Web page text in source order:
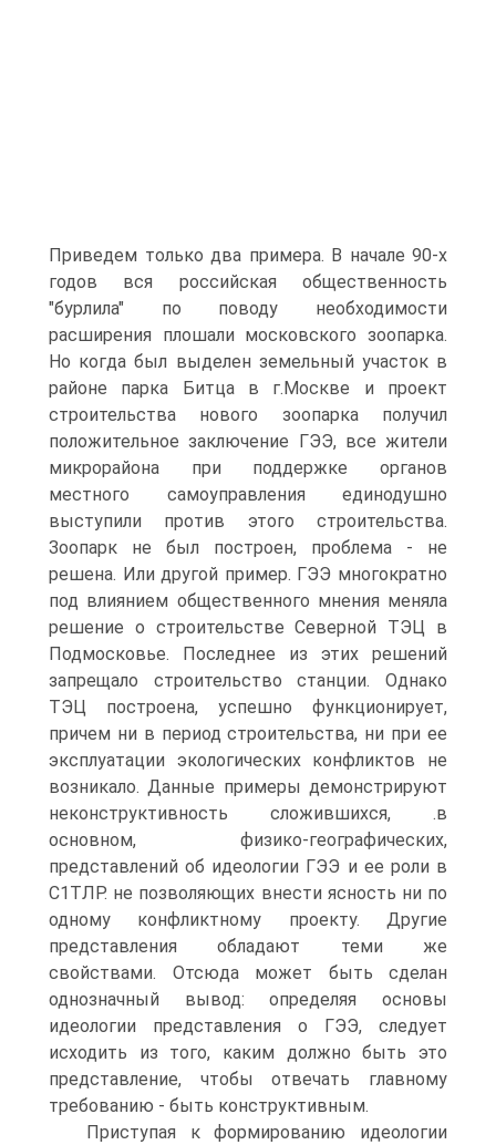
Приведем только два примера. В начале 90-х
годов вся российская общественность
"бурлила" по поводу необходимости
расширения плошали московского зоопарка.
Но когда был выделен земельный участок в
районе парка Битца в г.Москве и проект
строительства нового зоопарка получил
положительное заключение ГЭЭ, все жители
микрорайона при поддержке органов
местного самоуправления единодушно
выступили против этого строительства.
Зоопарк не был построен, проблема - не
решена. Или другой пример. ГЭЭ многократно
под влиянием общественного мнения меняла
решение о строительстве Северной ТЭЦ в
Подмосковье. Последнее из этих решений
запрещало строительство станции. Однако
ТЭЦ построена, успешно функционирует,
причем ни в период строительства, ни при ее
эксплуатации экологических конфликтов не
возникало. Данные примеры демонстрируют
неконструктивность сложившихся, .в
основном, физико-географических,
представлений об идеологии ГЭЭ и ее роли в
С1ТЛР. не позволяющих внести ясность ни по
одному конфликтному проекту. Другие
представления обладают теми же
свойствами. Отсюда может быть сделан
однозначный вывод: определяя основы
идеологии представления о ГЭЭ, следует
исходить из того, каким должно быть это
представление, чтобы отвечать главному
требованию - быть конструктивным.
Приступая к формированию идеологии